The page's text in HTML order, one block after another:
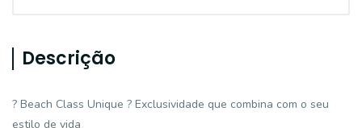
Descrição
? Beach Class Unique ? Exclusividade que combina com o seu
estilo de vida